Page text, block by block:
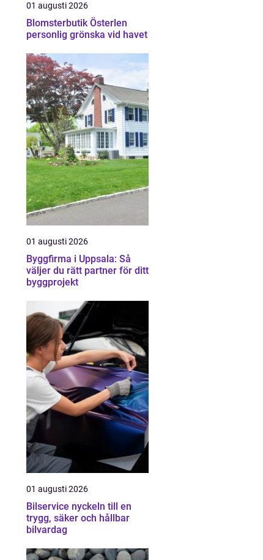
01 augusti 2026
Blomsterbutik Österlen
personlig grönska vid havet
01 augusti 2026
Byggfirma i Uppsala: Så
väljer du rätt partner för ditt
byggprojekt
01 augusti 2026
Bilservice nyckeln till en
trygg, säker och hållbar
bilvardag